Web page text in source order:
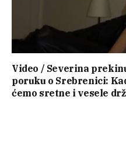
Video / Severina
poruku o Srebrenici:
ćemo sretne i vesele